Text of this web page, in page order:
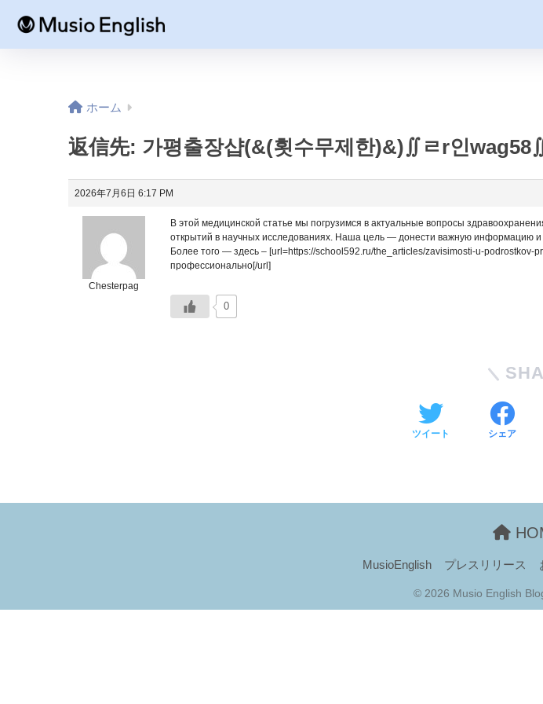
ホーム
返信先: 가평출장샵(&(횟수무제한)&)∬ㄹr인
2026年7月6日 6:17 PM
Chesterpag
В этой медицинской статье мы погрузимся в актуальные вопросы
открытий в научных исследованиях. Наша цель — донести важную информацию и
Более того — здесь – [url=https://school592.ru/the_articles/zavisimosti-u-
профессионально[/url]
0
ツイート シェア
MusioEnglish プレスリリース
© 2026 Musio English